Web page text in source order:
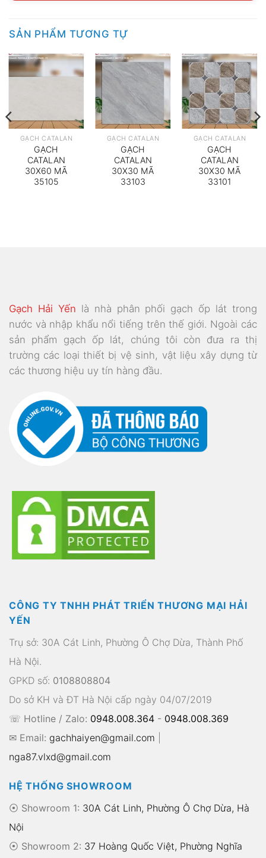
SẢN PHẨM TƯƠNG TỰ
GẠCH CATALAN
GẠCH
CATALAN
30X60 MÃ
35105
GẠCH CATALAN
GẠCH
CATALAN
30X30 MÃ
33103
GẠCH CATALAN
GẠCH
CATALAN
30X30 MÃ
33101
Gạch Hải Yến là nhà phân phối gạch ốp lát trong
nước và nhập khẩu nổi tiếng trên thế giới. Ngoài các
sản phẩm gạch ốp lát, chúng tôi còn đưa ra thị
trường các loại thiết bị vệ sinh, vật liệu xây dựng từ
các thương hiệu uy tín hàng đầu.
CÔNG TY TNHH PHÁT TRIỂN THƯƠNG MẠI HẢI
YẾN
Trụ sở: 30A Cát Linh, Phường Ô Chợ Dừa, Thành Phố
Hà Nội.
GPKD số: 0108808804
Do sở KH và ĐT Hà Nội cấp ngày 04/07/2019
☏ Hotline / Zalo: 0948.008.364 - 0948.008.369
✉ Email: gachhaiyen@gmail.com
nga87.vlxd@gmail.com
HỆ THỐNG SHOWROOM
⦿ Showroom 1: 30A Cát Linh, Phường Ô Chợ Dừa, Hà
Nội
⦿ Showroom 2: 37 Hoàng Quốc Việt, Phường Nghĩa